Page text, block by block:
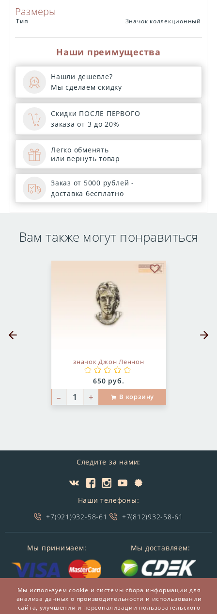
Размеры
Тип Значок коллекционный
Наши преимущества
Нашли дешевле?
Мы сделаем скидку
Скидки ПОСЛЕ ПЕРВОГО
заказа от 3 до 20%
Легко обменять
или вернуть товар
Заказ от 5000 рублей -
доставка бесплатно
Вам также могут понравиться
значок Джон Леннон
Цена:
650 руб.
– + В корзину
В избранное
Предыдущий слайд
Следите за нами:
Наши телефоны:
+7(921)932-58-61
+7(812)932-58-61
Мы принимаем: Мы доставляем:
Мы используем cookie и системы сбора информации для
анализа данных о производительности и использовании
сайта, улучшения и персонализации пользовательского